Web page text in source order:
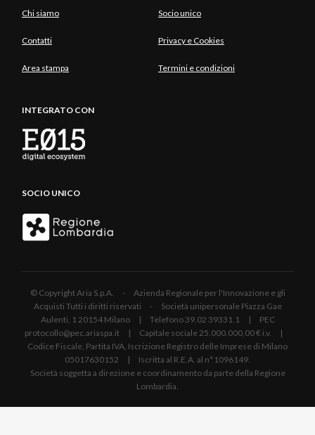
Chi siamo Socio unico
Contatti Privacy e Cookies
Area stampa Termini e condizioni
INTEGRATO CON
SOCIO UNICO
© Copyright Aria S.p.A. - Azienda Regionale per l'Innovazione e gli
Acquisti Tutti i diritti riservati - Società unipersonale Piazza Gae
Aulenti, 1 20154 Milano | Telefono 39.02 39331.1 | PEC
protocollo@pec.ariaspa.it | Capitale sociale 25.000.000,00 € i.v. |
Codice Fiscale, Partita IVA, Iscrizione Registro delle Imprese di Milano
05017630152 | Iscritta al R.E.A. al n°1096149.
Società soggetta a direzione e coordinamento da parte della Regione
Lombardia.